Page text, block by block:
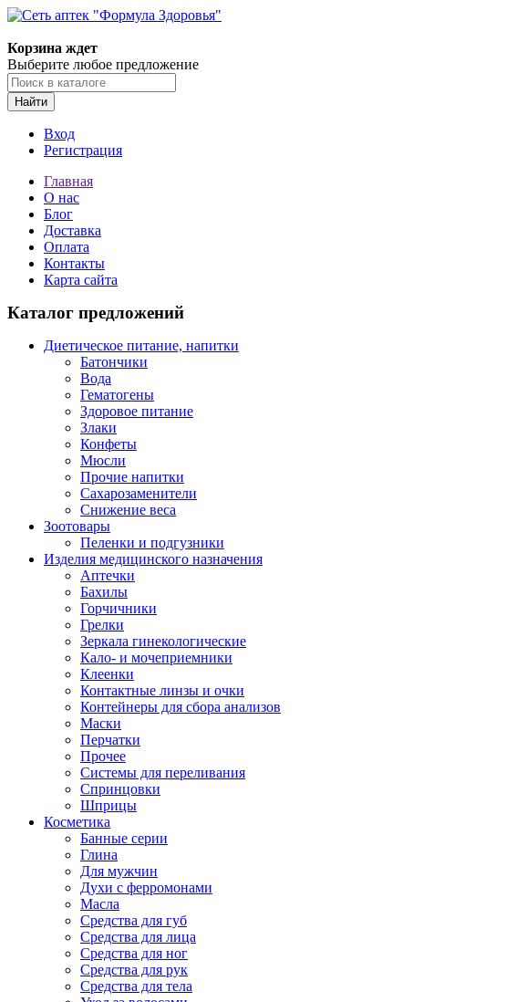
Корзина ждет
Выберите любое предложение
Найти
Вход
Регистрация
Главная
О нас
Блог
Доставка
Оплата
Контакты
Карта сайта
Каталог предложений
Диетическое питание, напитки
Батончики
Вода
Гематогены
Здоровое питание
Злаки
Конфеты
Мюсли
Прочие напитки
Сахарозаменители
Снижение веса
Зоотовары
Пеленки и подгузники
Изделия медицинского назначения
Аптечки
Бахилы
Горчичники
Грелки
Зеркала гинекологические
Кало- и мочеприемники
Клеенки
Контактные линзы и очки
Контейнеры для сбора анализов
Маски
Перчатки
Прочее
Системы для переливания
Спринцовки
Шприцы
Косметика
Банные серии
Глина
Для мужчин
Духи с ферромонами
Масла
Средства для губ
Средства для лица
Средства для ног
Средства для рук
Средства для тела